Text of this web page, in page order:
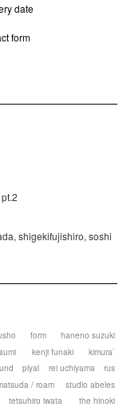
date
form
shigekifujishiro, soshi
form
haneno suzuki
kenji funaki
kimura`
plyal rei uchiyama
rus
/ roam
studio abeles
tetsuhiro iwata
the hinoki